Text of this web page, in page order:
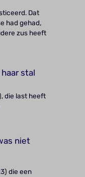
Dat
had gehad,
zus heeft
stal
die last heeft
niet
die een